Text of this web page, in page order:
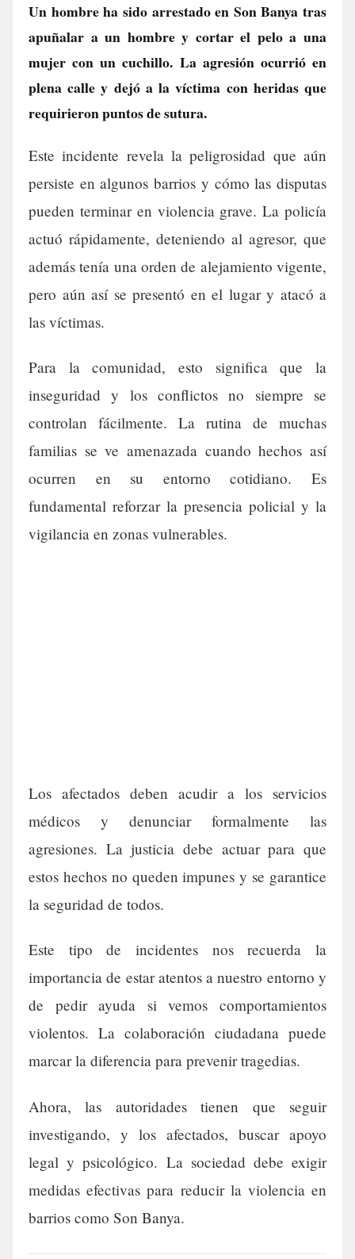
Un hombre ha sido arrestado en Son Banya tras
apuñalar a un hombre y cortar el pelo a una
mujer con un cuchillo. La agresión ocurrió en
plena calle y dejó a la víctima con heridas que
requirieron puntos de sutura.
Este incidente revela la peligrosidad que aún
persiste en algunos barrios y cómo las disputas
pueden terminar en violencia grave. La policía
actuó rápidamente, deteniendo al agresor, que
además tenía una orden de alejamiento vigente,
pero aún así se presentó en el lugar y atacó a
las víctimas.
Para la comunidad, esto significa que la
inseguridad y los conflictos no siempre se
controlan fácilmente. La rutina de muchas
familias se ve amenazada cuando hechos así
ocurren en su entorno cotidiano. Es
fundamental reforzar la presencia policial y la
vigilancia en zonas vulnerables.
Los afectados deben acudir a los servicios
médicos y denunciar formalmente las
agresiones. La justicia debe actuar para que
estos hechos no queden impunes y se garantice
la seguridad de todos.
Este tipo de incidentes nos recuerda la
importancia de estar atentos a nuestro entorno y
de pedir ayuda si vemos comportamientos
violentos. La colaboración ciudadana puede
marcar la diferencia para prevenir tragedias.
Ahora, las autoridades tienen que seguir
investigando, y los afectados, buscar apoyo
legal y psicológico. La sociedad debe exigir
medidas efectivas para reducir la violencia en
barrios como Son Banya.